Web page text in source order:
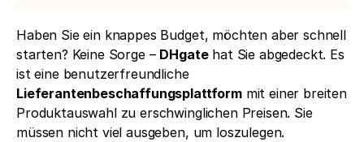
Haben Sie ein knappes Budget, möchten aber schnell
starten? Keine Sorge – DHgate hat Sie abgedeckt. Es
ist eine benutzerfreundliche
Lieferantenbeschaffungsplattform mit einer breiten
Produktauswahl zu erschwinglichen Preisen. Sie
müssen nicht viel ausgeben, um loszulegen.